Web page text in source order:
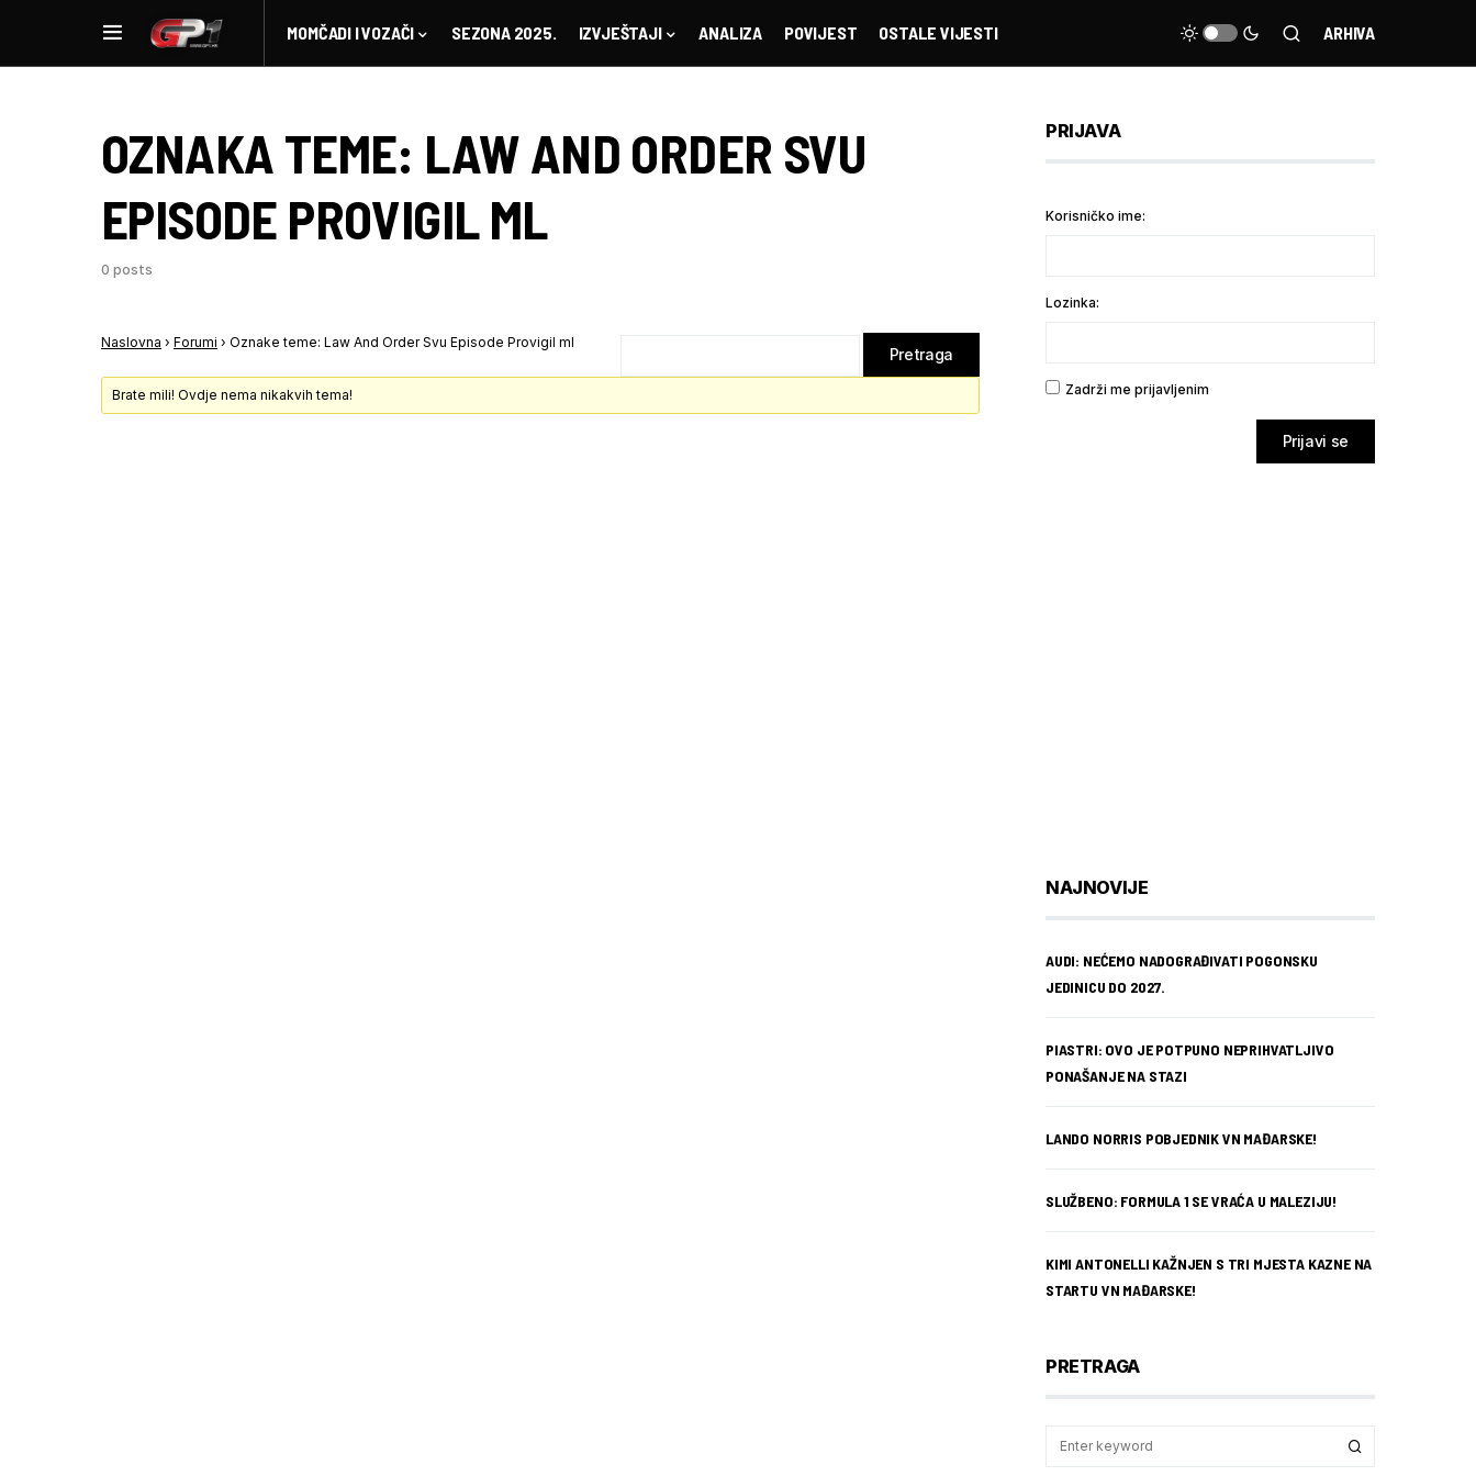
MOMČADI I VOZAČI SEZONA 2025. IZVJEŠTAJI ANALIZA POVIJEST OSTALE VIJESTI ARHIVA
OZNAKA TEME: LAW AND ORDER SVU
EPISODE PROVIGIL ML
0 posts
Naslovna › Forumi › Oznake teme: Law And Order Svu Episode Provigil ml
Brate mili! Ovdje nema nikakvih tema!
PRIJAVA
Korisničko ime:
Lozinka:
Zadrži me prijavljenim
Prijavi se
NAJNOVIJE
AUDI: NEĆEMO NADOGRAĐIVATI POGONSKU
JEDINICU DO 2027.
PIASTRI: OVO JE POTPUNO NEPRIHVATLJIVO
PONAŠANJE NA STAZI
LANDO NORRIS POBJEDNIK VN MAĐARSKE!
SLUŽBENO: FORMULA 1 SE VRAĆA U MALEZIJU!
KIMI ANTONELLI KAŽNJEN S TRI MJESTA KAZNE NA
STARTU VN MAĐARSKE!
PRETRAGA